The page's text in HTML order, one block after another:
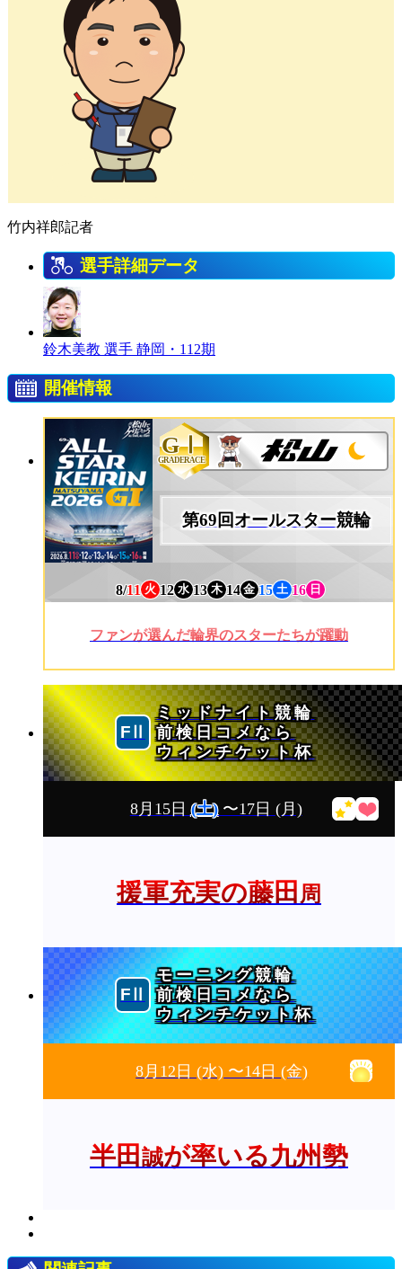
竹内祥郎記者
選手詳細データ
鈴木美教 選手 静岡・112期
開催情報
GⅠ
GRADERACE
第69回オールスター競輪
8/11 火 12 水 13 木 14 金 15 土 16 日
ファンが選んだ輪界のスターたちが躍動
ミッドナイト競輪
前検日コメなら
ウィンチケット杯
8月15日(土)〜17日 (月)
援軍充実の藤田周
モーニング競輪
前検日コメなら
ウィンチケット杯
8月12日(水) 〜14日(金)
半田誠が率いる九州勢